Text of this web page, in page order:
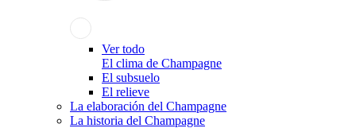
Ver todo
El clima de Champagne
El subsuelo
El relieve
La elaboración del Champagne
La historia del Champagne